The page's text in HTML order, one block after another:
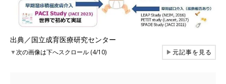
出典／国立成育医療研究センター
▼次の画像は下へスクロール (4/10) ▶元記事を見る